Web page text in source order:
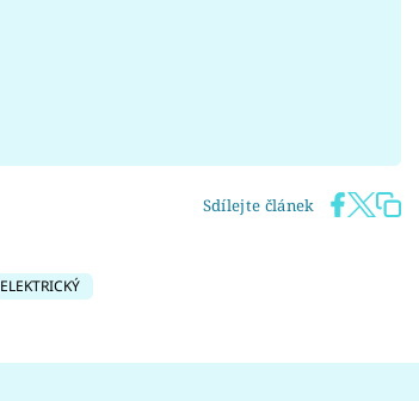
Sdílejte článek
ELEKTRICKÝ